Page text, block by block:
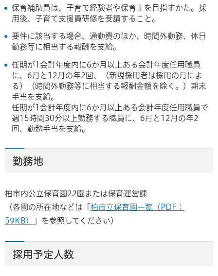
保育補助員は、子育て経験者や保育士を目指すかた。採
用後、子育て支援員研修を受講すること。
要件に該当する場合、通勤費のほか、時間外勤務、休日
勤務等に相当する報酬を支給。
任期が1会計年度内に6か月以上ある会計年度任用職員
に、6月と12月の年2回、（新規採用者は採用の月によ
る）（時間外勤務等に相当する報酬金額を除く。）期末
手当を支給。
任期が1会計年度内に6か月以上ある会計年度任用職員で
週15時間30分以上勤務する職員に、6月と12月の年2
回、勤勉手当を支給。
勤務地
柏市内公立保育園22園または保育運営課
（各園の所在地などは「 柏市立保育園一覧（PDF：
59KB）
」を参照してください）
採用予定人数